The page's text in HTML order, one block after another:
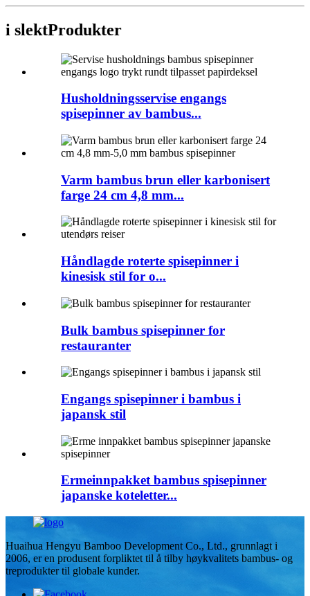
i slektProdukter
Husholdningsservise engangs
spisepinner av bambus...
Varm bambus brun eller karbonisert
farge 24 cm 4,8 mm...
Håndlagde roterte spisepinner i
kinesisk stil for o...
Bulk bambus spisepinner for
restauranter
Engangs spisepinner i bambus i
japansk stil
Ermeinnpakket bambus spisepinner
japanske koteletter...
Huaihua Hengyu Bamboo Development Co., Ltd., grunnlagt i
2006, er en produsent forpliktet til å tilby høykvalitets bambus- og
treprodukter til globale kunder.